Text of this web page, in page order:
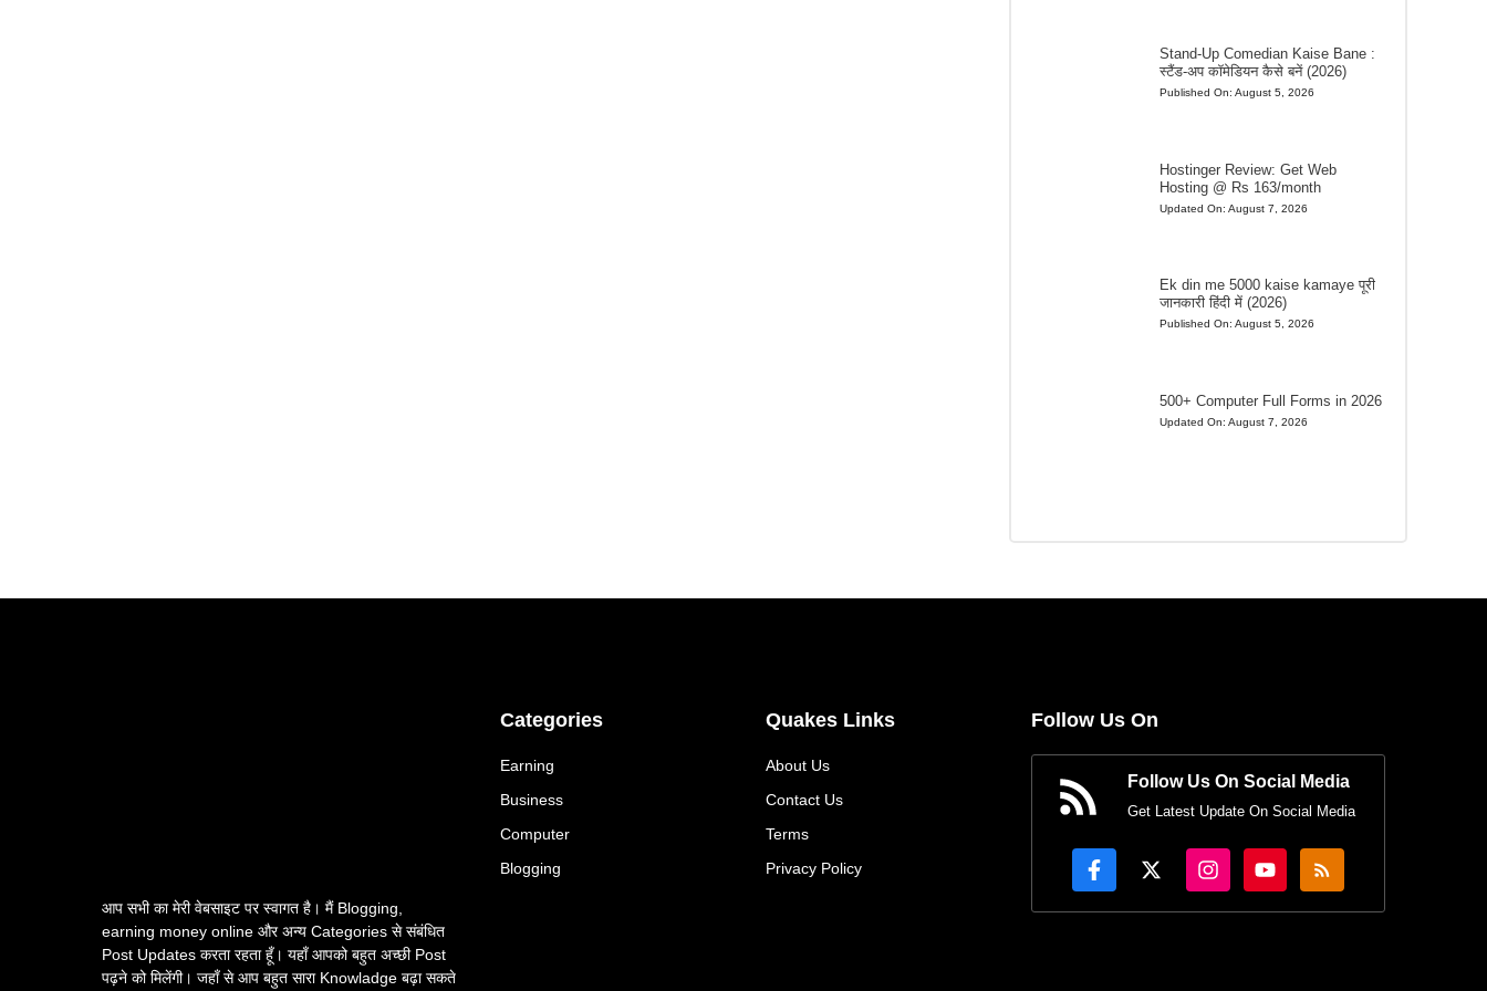
Stand-Up Comedian Kaise Bane :
स्टैंड-अप कॉमेडियन कैसे बनें (2026)
Published On: August 5, 2026
Hostinger Review: Get Web
Hosting @ Rs 163/month
Updated On: August 7, 2026
Ek din me 5000 kaise kamaye पूरी
जानकारी हिंदी में (2026)
Published On: August 5, 2026
500+ Computer Full Forms in 2026
Updated On: August 7, 2026
आप सभी का मेरी वेबसाइट पर स्वागत है। मैं Blogging,
earning money online और अन्य Categories से संबंधित
Post Updates करता रहता हूँ। यहाँ आपको बहुत अच्छी Post
पढ़ने को मिलेंगी। जहाँ से आप बहुत सारा Knowladge बढ़ा सकते
Categories
Earning
Business
Computer
Blogging
Quakes Links
About Us
Contact Us
Terms
Privacy Policy
Follow Us On
Follow Us On Social Media
Get Latest Update On Social Media